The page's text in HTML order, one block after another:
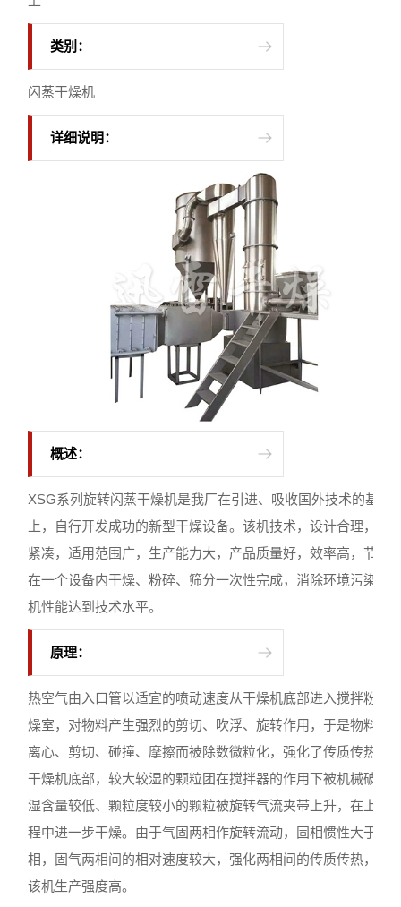
类别：
闪蒸干燥机
详细说明：
概述：
XSG系列旋转闪蒸干燥机是我厂在引进、吸收国外技术的基础
上，自行开发成功的新型干燥设备。该机技术，设计合理，结
紧凑，适用范围广，生产能力大，产品质量好，效率高，节能
在一个设备内干燥、粉碎、筛分一次性完成，消除环境污染，
机性能达到技术水平。
原理：
热空气由入口管以适宜的喷动速度从干燥机底部进入搅拌粉碎
燥室，对物料产生强烈的剪切、吹浮、旋转作用，于是物料受
离心、剪切、碰撞、摩擦而被除数微粒化，强化了传质传热。
干燥机底部，较大较湿的颗粒团在搅拌器的作用下被机械破碎
湿含量较低、颗粒度较小的颗粒被旋转气流夹带上升，在上升
程中进一步干燥。由于气固两相作旋转流动，固相惯性大于气
相，固气两相间的相对速度较大，强化两相间的传质传热，所
该机生产强度高。